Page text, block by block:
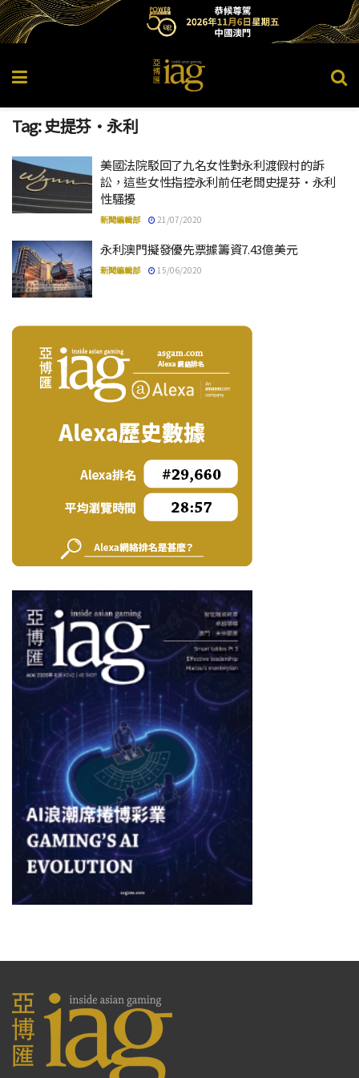
Tag:史提芬·永利
美國法院駁回了九名女性對永利渡假村的訴
訟，這些女性指控永利前任老闆史提芬·永利
性騷擾
新聞編輯部 21/07/2020
永利澳門擬發優先票據籌資7.43億美元
新聞編輯部 15/06/2020